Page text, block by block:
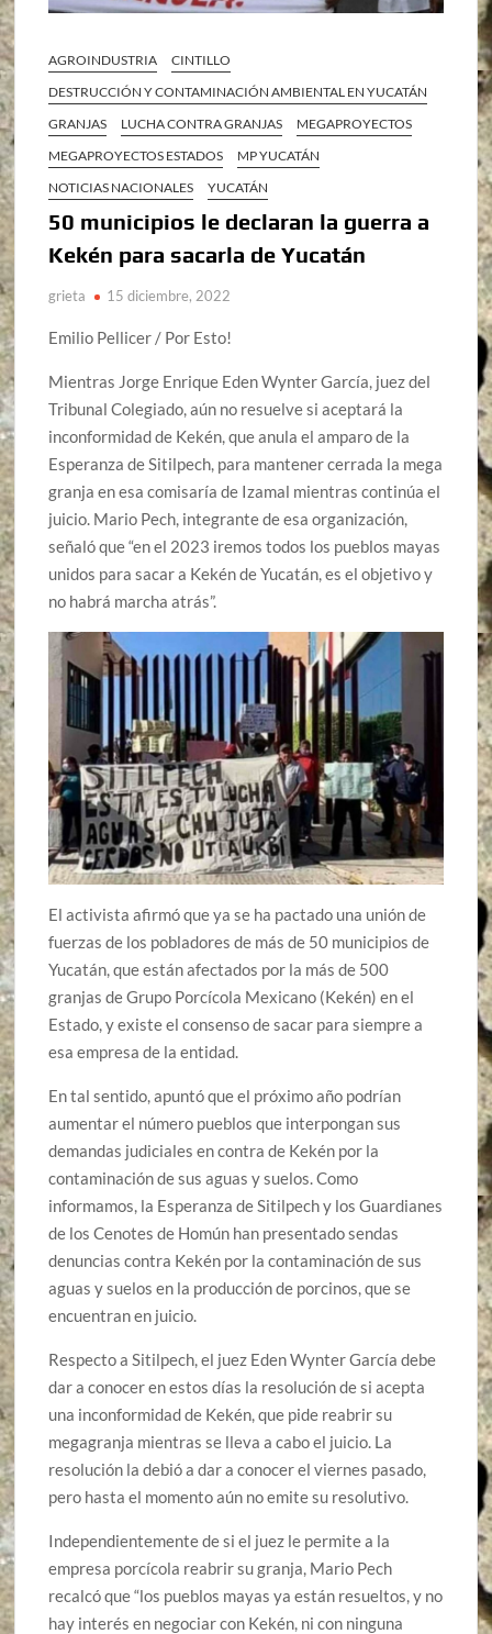
AGROINDUSTRIA
CINTILLO
DESTRUCCIÓN Y CONTAMINACIÓN AMBIENTAL EN YUCATÁN
GRANJAS
LUCHA CONTRA GRANJAS
MEGAPROYECTOS
MEGAPROYECTOS ESTADOS
MP YUCATÁN
NOTICIAS NACIONALES
YUCATÁN
50 municipios le declaran la guerra a
Kekén para sacarla de Yucatán
grieta 15 diciembre, 2022
Emilio Pellicer / Por Esto!
Mientras Jorge Enrique Eden Wynter García, juez del
Tribunal Colegiado, aún no resuelve si aceptará la
inconformidad de Kekén, que anula el amparo de la
Esperanza de Sitilpech, para mantener cerrada la mega
granja en esa comisaría de Izamal mientras continúa el
juicio. Mario Pech, integrante de esa organización,
señaló que “en el 2023 iremos todos los pueblos mayas
unidos para sacar a Kekén de Yucatán, es el objetivo y
no habrá marcha atrás”.
El activista afirmó que ya se ha pactado una unión de
fuerzas de los pobladores de más de 50 municipios de
Yucatán, que están afectados por la más de 500
granjas de Grupo Porcícola Mexicano (Kekén) en el
Estado, y existe el consenso de sacar para siempre a
esa empresa de la entidad.
En tal sentido, apuntó que el próximo año podrían
aumentar el número pueblos que interpongan sus
demandas judiciales en contra de Kekén por la
contaminación de sus aguas y suelos. Como
informamos, la Esperanza de Sitilpech y los Guardianes
de los Cenotes de Homún han presentado sendas
denuncias contra Kekén por la contaminación de sus
aguas y suelos en la producción de porcinos, que se
encuentran en juicio.
Respecto a Sitilpech, el juez Eden Wynter García debe
dar a conocer en estos días la resolución de si acepta
una inconformidad de Kekén, que pide reabrir su
megagranja mientras se lleva a cabo el juicio. La
resolución la debió a dar a conocer el viernes pasado,
pero hasta el momento aún no emite su resolutivo.
Independientemente de si el juez le permite a la
empresa porcícola reabrir su granja, Mario Pech
recalcó que “los pueblos mayas ya están resueltos, y no
hay interés en negociar con Kekén, ni con ninguna